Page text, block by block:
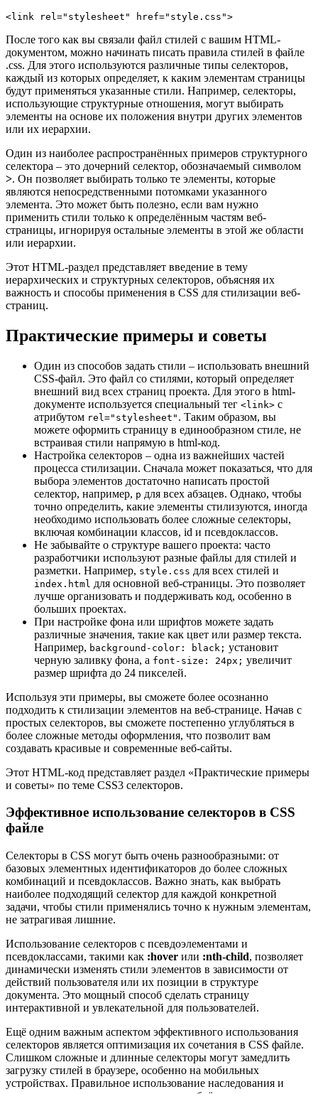
<link rel="stylesheet" href="style.css">
После того как вы связали файл стилей с вашим HTML-
документом, можно начинать писать правила стилей в файле
.css. Для этого используются различные типы селекторов,
каждый из которых определяет, к каким элементам страницы
будут применяться указанные стили. Например, селекторы,
использующие структурные отношения, могут выбирать
элементы на основе их положения внутри других элементов
или их иерархии.
Один из наиболее распространённых примеров структурного
селектора – это дочерний селектор, обозначаемый символом
>. Он позволяет выбирать только те элементы, которые
являются непосредственными потомками указанного
элемента. Это может быть полезно, если вам нужно
применить стили только к определённым частям веб-
страницы, игнорируя остальные элементы в этой же области
или иерархии.
Этот HTML-раздел представляет введение в тему
иерархических и структурных селекторов, объясняя их
важность и способы применения в CSS для стилизации веб-
страниц.
Практические примеры и советы
Один из способов задать стили – использовать внешний
CSS-файл. Это файл со стилями, который определяет
внешний вид всех страниц проекта. Для этого в html-
документе используется специальный тег <link> с
атрибутом rel="stylesheet" . Таким образом, вы
можете оформить страницу в единообразном стиле, не
встраивая стили напрямую в html-код.
Настройка селекторов – одна из важнейших частей
процесса стилизации. Сначала может показаться, что для
выбора элементов достаточно написать простой
селектор, например, p для всех абзацев. Однако, чтобы
точно определить, какие элементы стилизуются, иногда
необходимо использовать более сложные селекторы,
включая комбинации классов, id и псевдоклассов.
Не забывайте о структуре вашего проекта: часто
разработчики используют разные файлы для стилей и
разметки. Например, style.css для всех стилей и
index.html для основной веб-страницы. Это позволяет
лучше организовать и поддерживать код, особенно в
больших проектах.
При настройке фона или шрифтов можете задать
различные значения, такие как цвет или размер текста.
Например, background-color: black; установит
черную заливку фона, а font-size: 24px; увеличит
размер шрифта до 24 пикселей.
Используя эти примеры, вы сможете более осознанно
подходить к стилизации элементов на веб-странице. Начав с
простых селекторов, вы сможете постепенно углубляться в
более сложные методы оформления, что позволит вам
создавать красивые и современные веб-сайты.
Этот HTML-код представляет раздел «Практические примеры
и советы» по теме CSS3 селекторов.
Эффективное использование селекторов в CSS
файле
Селекторы в CSS могут быть очень разнообразными: от
базовых элементных идентификаторов до более сложных
комбинаций и псевдоклассов. Важно знать, как выбрать
наиболее подходящий селектор для каждой конкретной
задачи, чтобы стили применялись точно к нужным элементам,
не затрагивая лишние.
Использование селекторов с псевдоэлементами и
псевдоклассами, такими как :hover или :nth-child, позволяет
динамически изменять стили элементов в зависимости от
действий пользователя или их позиции в структуре
документа. Это мощный способ сделать страницу
интерактивной и увлекательной для пользователей.
Ещё одним важным аспектом эффективного использования
селекторов является оптимизация их сочетания в CSS файле.
Слишком сложные и длинные селекторы могут замедлить
загрузку стилей в браузере, особенно на мобильных
устройствах. Правильное использование наследования и